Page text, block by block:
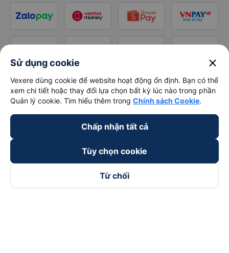
Sử dụng cookie close
Vexere dùng cookie để website hoạt động ổn định. Bạn có thể
xem chi tiết hoặc thay đổi lựa chọn bất kỳ lúc nào trong phần
Quản lý cookie. Tìm hiểu thêm trong Chính sách Cookie.
Chấp nhận tất cả
Tùy chọn cookie
Từ chối